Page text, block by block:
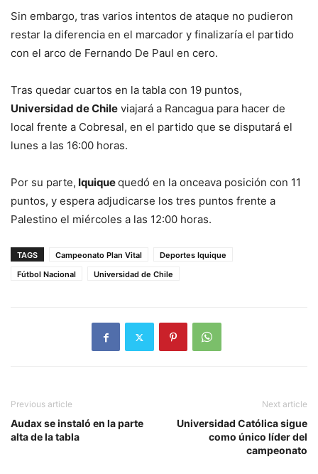
Sin embargo, tras varios intentos de ataque no pudieron
restar la diferencia en el marcador y finalizaría el partido
con el arco de Fernando De Paul en cero.
Tras quedar cuartos en la tabla con 19 puntos,
Universidad de Chile viajará a Rancagua para hacer de
local frente a Cobresal, en el partido que se disputará el
lunes a las 16:00 horas.
Por su parte, Iquiquequedó en la onceava posición con 11
puntos, y espera adjudicarse los tres puntos frente a
Palestino el miércoles a las 12:00 horas.
TAGS Campeonato Plan Vital
Deportes Iquique
Fútbol Nacional
Universidad de Chile
Previous article
Audax se instaló en la parte
alta de la tabla
Next article
Universidad Católica sigue
como único líder del
campeonato